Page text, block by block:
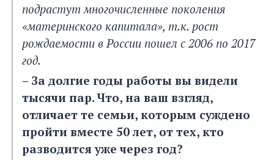
подрастут многочисленные поколения
«материнского капитала», т.к. рост
рождаемости в России пошел с 2006 по 2017
год.
– За долгие годы работы вы видели
тысячи пар. Что, на ваш взгляд,
отличает те семьи, которым суждено
пройти вместе 50 лет, от тех, кто
разводится уже через год?